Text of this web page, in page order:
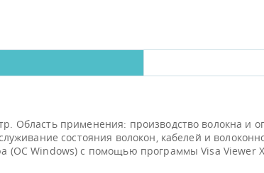
Область применения: производство волокна и
состояния волокон, кабелей и
(ОС Windows) с помощью программы Visa Viewer